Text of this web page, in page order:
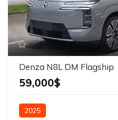
Denza N8L DM Flagship
59,000$
2025